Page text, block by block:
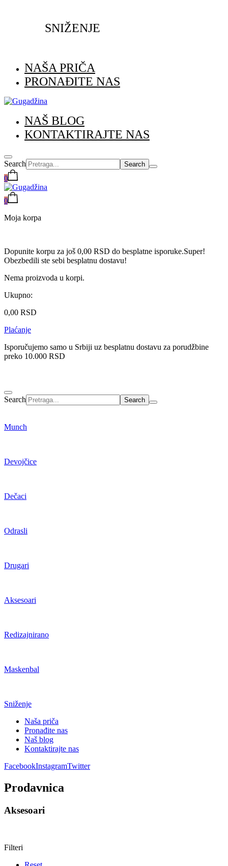
SNIŽENJE
NAŠA PRIČA
PRONAĐITE NAS
NAŠ BLOG
KONTAKTIRAJTE NAS
Search
0
0
Moja korpa
Dopunite korpu za još 0,00 RSD do besplatne isporuke.Super!
Obezbedili ste sebi besplatnu dostavu!
Nema proizvoda u korpi.
Ukupno:
0,00 RSD
Plaćanje
Isporučujemo samo u Srbiji uz besplatnu dostavu za porudžbine
preko 10.000 RSD
Search
Munch
Devojčice
Dečaci
Odrasli
Drugari
Aksesoari
Redizajnirano
Maskenbal
Sniženje
Naša priča
Pronađite nas
Naš blog
Kontaktirajte nas
FacebookInstagramTwitter
Prodavnica
Aksesoari
Filteri